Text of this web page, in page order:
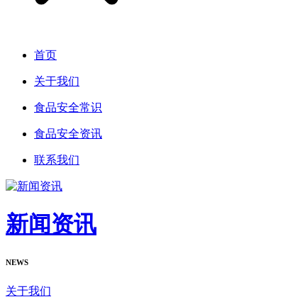
首页
关于我们
食品安全常识
食品安全资讯
联系我们
新闻资讯
NEWS
关于我们